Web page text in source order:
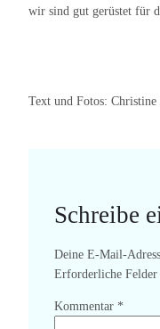
wir sind gut gerüstet für
Text und Fotos: Christine
Schreibe
Deine E-Mail-
Erforderliche
Kommentar *